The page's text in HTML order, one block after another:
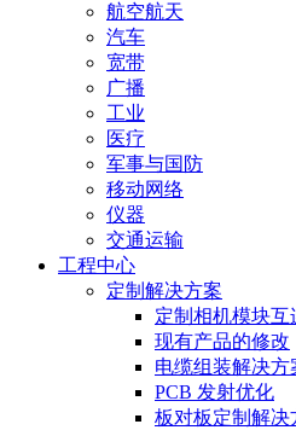
航空航天
汽车
宽带
广播
工业
医疗
军事与国防
移动网络
仪器
交通运输
工程中心
定制解决方案
定制相机模块互
现有产品的修改
电缆组装解决方
PCB 发射优化
板对板定制解决